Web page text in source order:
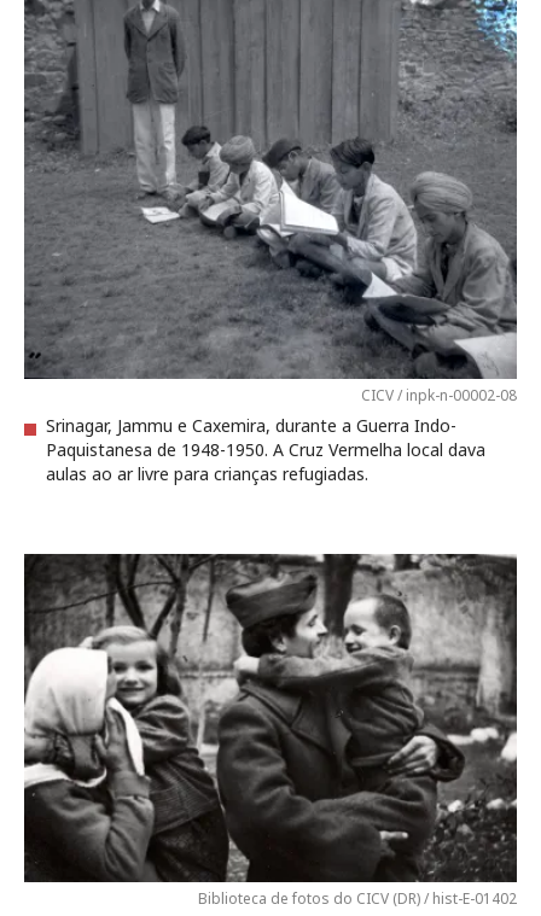
CICV / inpk-n-00002-08
Srinagar, Jammu e Caxemira, durante a Guerra Indo-
Paquistanesa de 1948-1950. A Cruz Vermelha local dava
aulas ao ar livre para crianças refugiadas.
Biblioteca de fotos do CICV (DR) / hist-E-01402